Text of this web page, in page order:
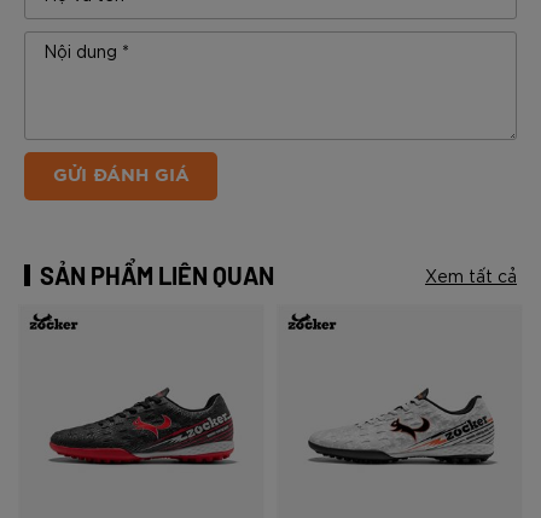
GỬI ĐÁNH GIÁ
SẢN PHẨM LIÊN QUAN Xem tất cả